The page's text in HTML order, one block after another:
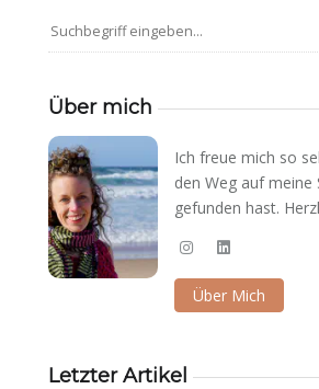
Über mich
Ich freue mich so
den Weg auf meine
gefunden hast.
Über Mich
Letzter Artikel